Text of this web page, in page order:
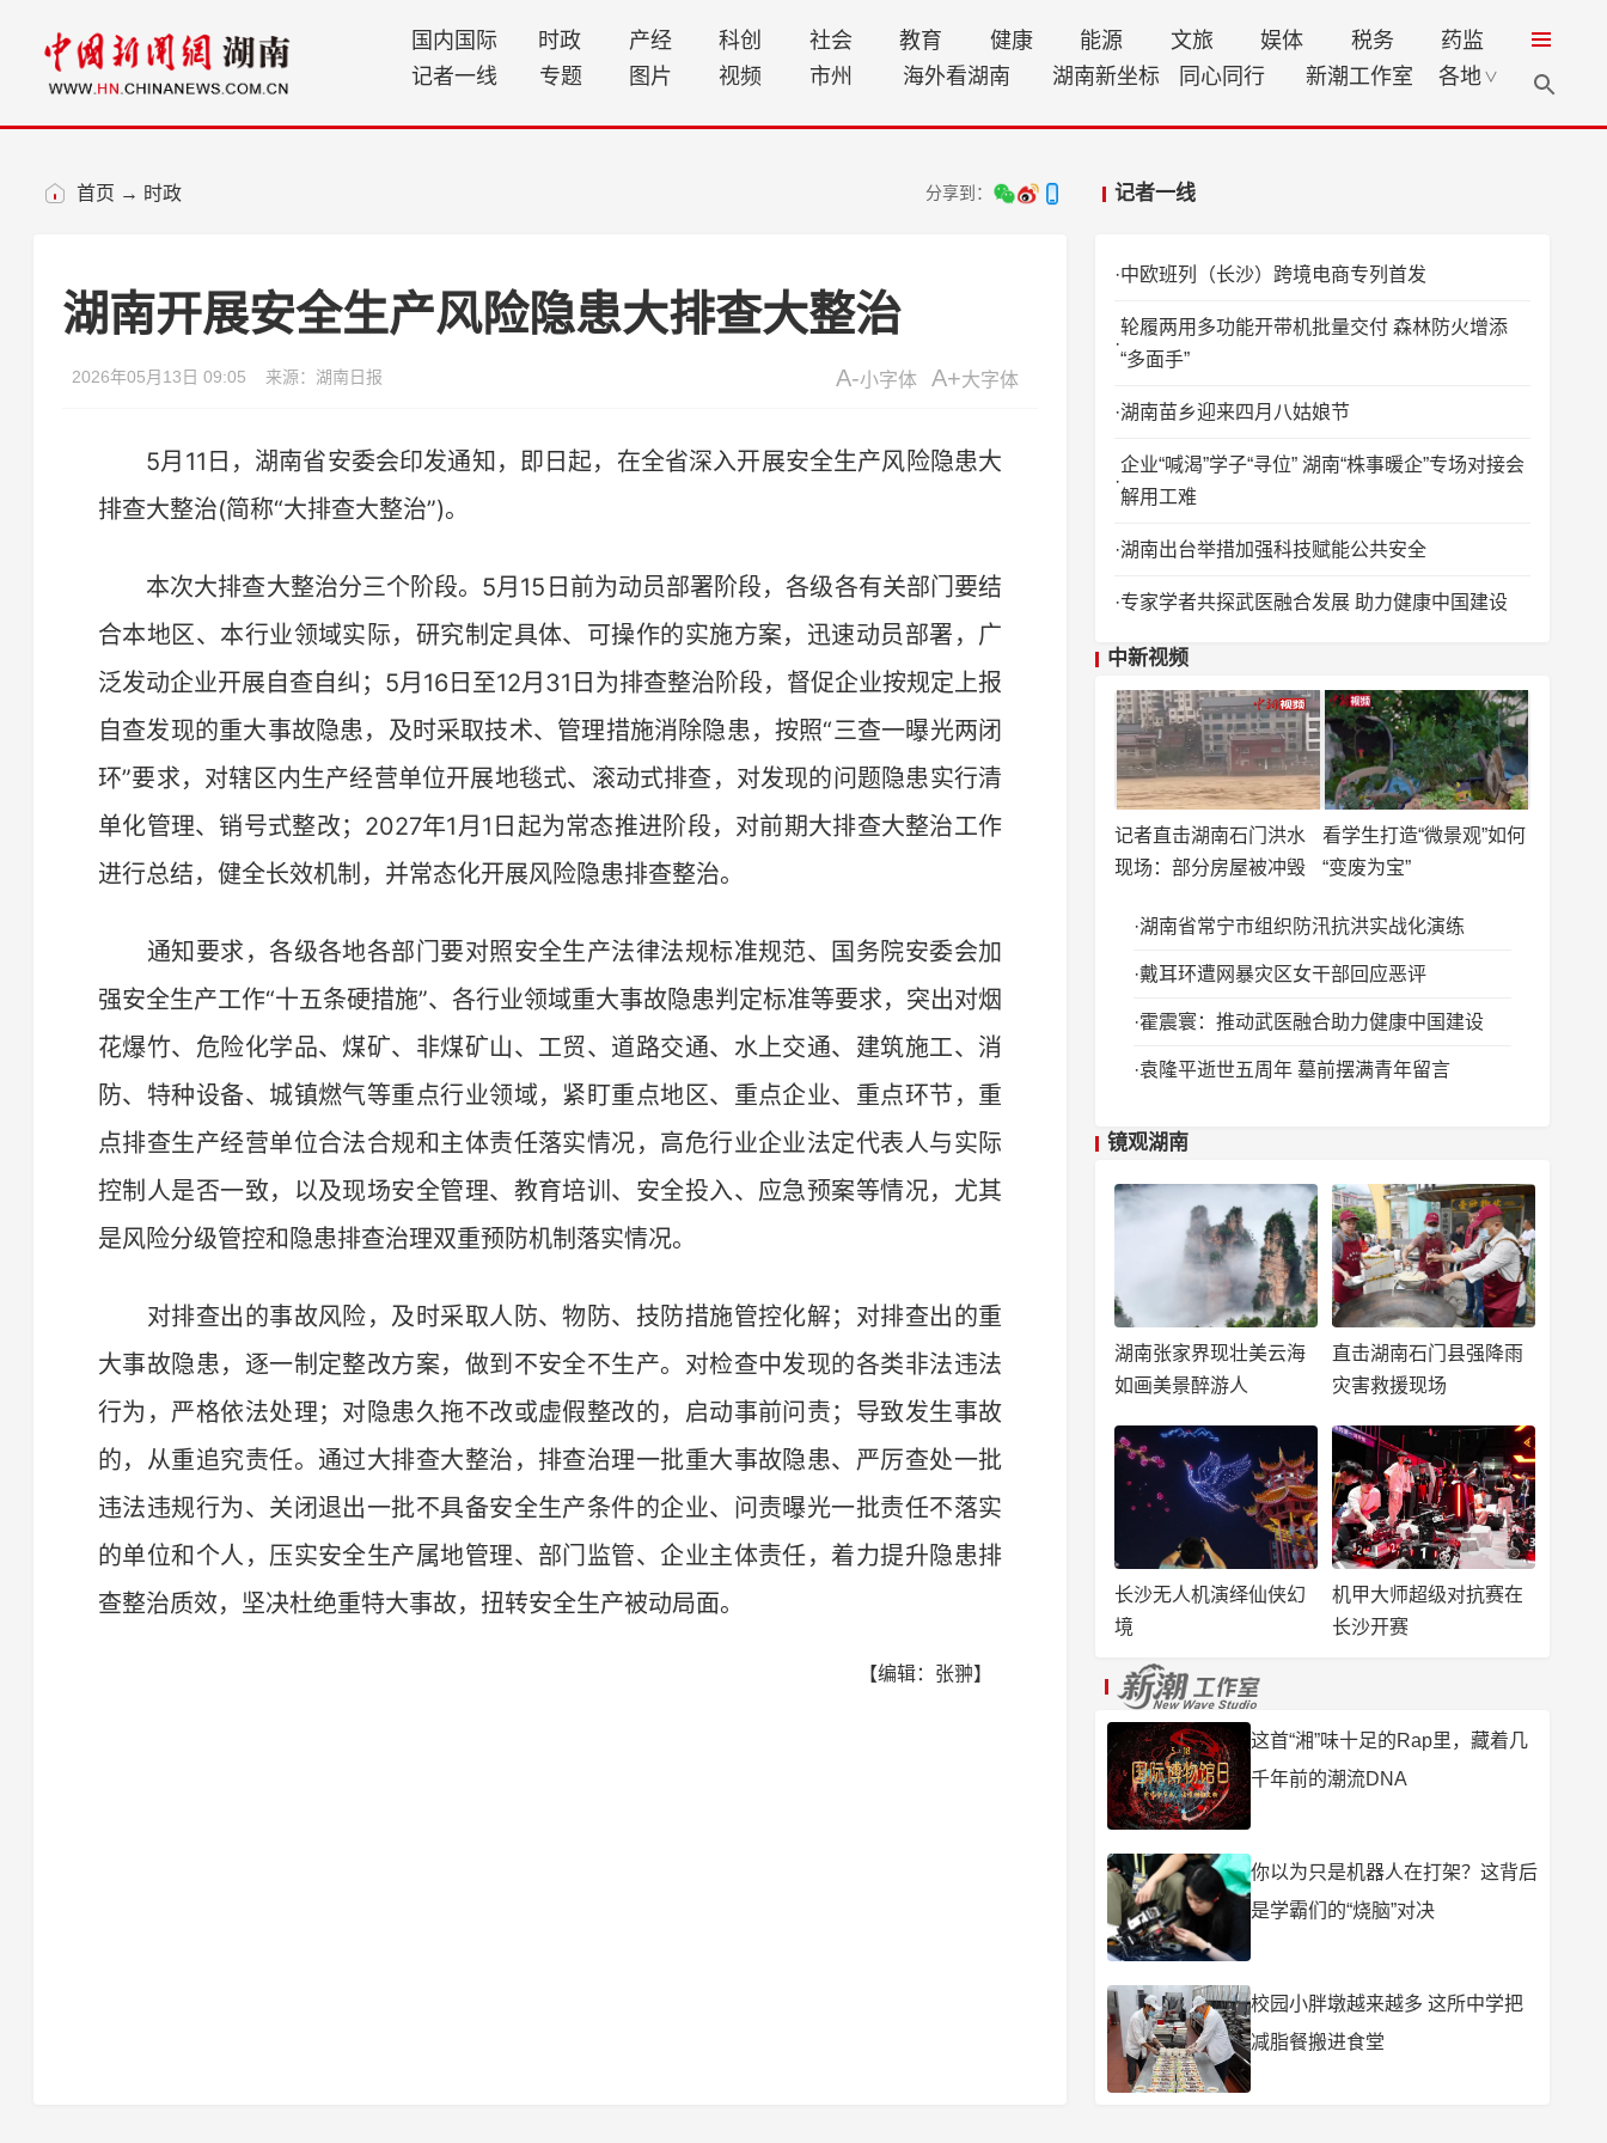
国内国际 时政 产经 科创 社会 教育 健康 能源 文旅 娱体 税务
药监
记者一线
专题 图片 视频 市州 海外看湖南 湖南新坐标 同心同行 新潮工作室 各地 ∨
首页 → 时政 分享到： 记者一线
湖南开展安全生产风险隐患大排查大整治
2026年05月13日 09:05 来源：湖南日报 A-小字体 A+大字体
5月11日，湖南省安委会印发通知，即日起，在全省深入开展安全生产风险隐患大
排查大整治(简称“大排查大整治”)。
本次大排查大整治分三个阶段。5月15日前为动员部署阶段，各级各有关部门要结
合本地区、本行业领域实际，研究制定具体、可操作的实施方案，迅速动员部署，广
泛发动企业开展自查自纠；5月16日至12月31日为排查整治阶段，督促企业按规定上报
自查发现的重大事故隐患，及时采取技术、管理措施消除隐患，按照“三查一曝光两闭
环”要求，对辖区内生产经营单位开展地毯式、滚动式排查，对发现的问题隐患实行清
单化管理、销号式整改；2027年1月1日起为常态推进阶段，对前期大排查大整治工作
进行总结，健全长效机制，并常态化开展风险隐患排查整治。
通知要求，各级各地各部门要对照安全生产法律法规标准规范、国务院安委会加
强安全生产工作“十五条硬措施”、各行业领域重大事故隐患判定标准等要求，突出对烟
花爆竹、危险化学品、煤矿、非煤矿山、工贸、道路交通、水上交通、建筑施工、消
防、特种设备、城镇燃气等重点行业领域，紧盯重点地区、重点企业、重点环节，重
点排查生产经营单位合法合规和主体责任落实情况，高危行业企业法定代表人与实际
控制人是否一致，以及现场安全管理、教育培训、安全投入、应急预案等情况，尤其
是风险分级管控和隐患排查治理双重预防机制落实情况。
对排查出的事故风险，及时采取人防、物防、技防措施管控化解；对排查出的重
大事故隐患，逐一制定整改方案，做到不安全不生产。对检查中发现的各类非法违法
行为，严格依法处理；对隐患久拖不改或虚假整改的，启动事前问责；导致发生事故
的，从重追究责任。通过大排查大整治，排查治理一批重大事故隐患、严厉查处一批
违法违规行为、关闭退出一批不具备安全生产条件的企业、问责曝光一批责任不落实
的单位和个人，压实安全生产属地管理、部门监管、企业主体责任，着力提升隐患排
查整治质效，坚决杜绝重特大事故，扭转安全生产被动局面。
【编辑：张翀】
中欧班列（长沙）跨境电商专列首发
轮履两用多功能开带机批量交付 森林防火增添
“多面手”
湖南苗乡迎来四月八姑娘节
企业“喊渴”学子“寻位” 湖南“株事暖企”专场对接会
解用工难
湖南出台举措加强科技赋能公共安全
专家学者共探武医融合发展 助力健康中国建设
中新视频
记者直击湖南石门洪水
现场：部分房屋被冲毁
看学生打造“微景观”如何
“变废为宝”
湖南省常宁市组织防汛抗洪实战化演练
戴耳环遭网暴灾区女干部回应恶评
霍震寰：推动武医融合助力健康中国建设
袁隆平逝世五周年 墓前摆满青年留言
镜观湖南
湖南张家界现壮美云海
如画美景醉游人
直击湖南石门县强降雨
灾害救援现场
长沙无人机演绎仙侠幻
境
机甲大师超级对抗赛在
长沙开赛
这首“湘”味十足的Rap里，藏着几
千年前的潮流DNA
你以为只是机器人在打架？这背后
是学霸们的“烧脑”对决
校园小胖墩越来越多 这所中学把
减脂餐搬进食堂